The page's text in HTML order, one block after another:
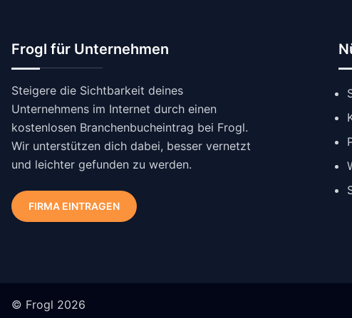
Frogl für Unternehmen
Steigere die Sichtbarkeit deines
Unternehmens im Internet durch einen
kostenlosen Branchenbucheintrag bei Frogl.
Wir unterstützen dich dabei, besser vernetzt
und leichter gefunden zu werden.
FIRMA EINTRAGEN
© Frogl 2026